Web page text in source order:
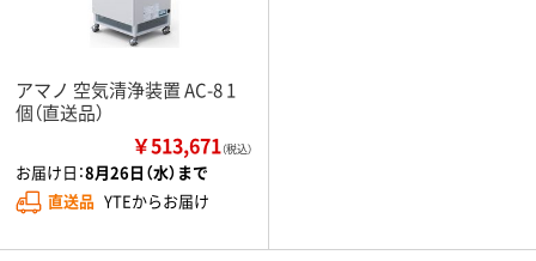
アマノ 空気清浄装置 AC-8 1
個（直送品）
￥513,671（税込）
お届け日：8月26日（水）まで
直送品 YTEからお届け